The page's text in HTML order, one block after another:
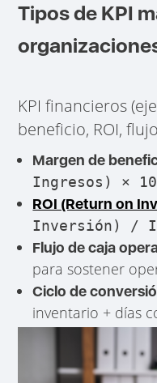
Tipos de KPI
KPI financieros
beneficio, ROI,
Margen de
Ingresos) ×
ROI (Return on
Inversión) /
Flujo de caja
para sostener
Ciclo de
inventario + días